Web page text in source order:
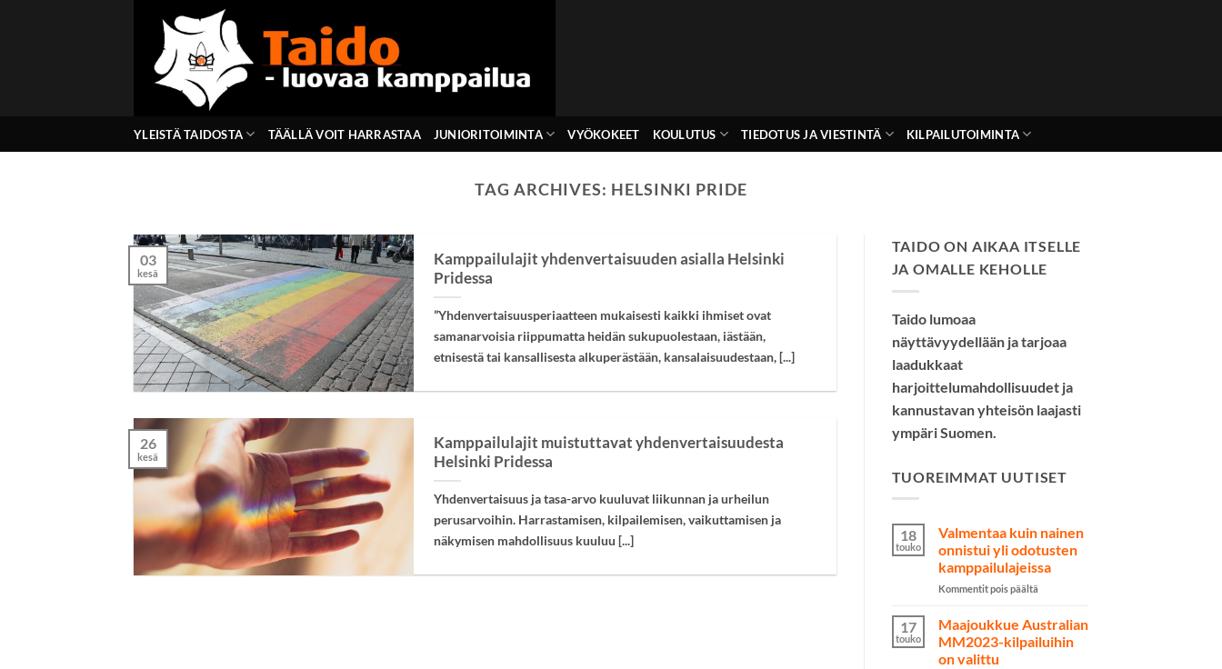
YLEISTÄ TAIDOSTA TÄÄLLÄ VOIT HARRASTAA JUNIORITOIMINTA VYÖKOKEET KOULUTUS TIEDOTUS JA VIESTINTÄ KILPAILUTOIMINTA
TAG ARCHIVES: HELSINKI PRIDE
Kamppailulajit yhdenvertaisuuden asialla Helsinki
Pridessa
”Yhdenvertaisuusperiaatteen mukaisesti kaikki ihmiset ovat
samanarvoisia riippumatta heidän sukupuolestaan, iästään,
etnisestä tai kansallisesta alkuperästään, kansalaisuudestaan, [...]
03
kesä
Kamppailulajit muistuttavat yhdenvertaisuudesta
Helsinki Pridessa
Yhdenvertaisuus ja tasa-arvo kuuluvat liikunnan ja urheilun
perusarvoihin. Harrastamisen, kilpailemisen, vaikuttamisen ja
näkymisen mahdollisuus kuuluu [...]
26
kesä
TAIDO ON AIKAA ITSELLE
JA OMALLE KEHOLLE
Taido lumoaa
näyttävyydellään ja tarjoaa
laadukkaat
harjoittelumahdollisuudet ja
kannustavan yhteisön laajasti
ympäri Suomen.
TUOREIMMAT UUTISET
18
touko
Valmentaa kuin nainen
onnistui yli odotusten
kamppailulajeissa
Kommentit pois päältäartikkelissa
kuin
onnistui
17
touko
Maajoukkue Australian
MM2023-kilpailuihin
on valittu